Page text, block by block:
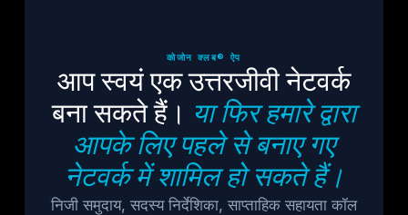
कोजोन क्लब® ऐप
आप स्वयं एक उत्तरजीवी नेटवर्क
बना सकते हैं। या फिर हमारे द्वारा
आपके लिए पहले से बनाए गए
नेटवर्क में शामिल हो सकते हैं।
निजी समुदाय, सदस्य निर्देशिका, साप्ताहिक सहायता कॉल